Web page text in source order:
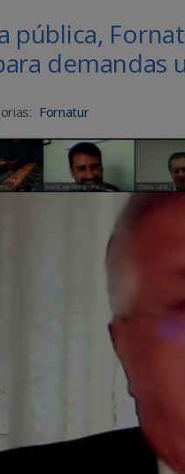
pública,
demandas
Fornatur